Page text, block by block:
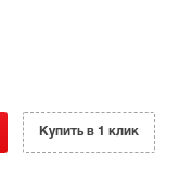
Купить в 1 клик